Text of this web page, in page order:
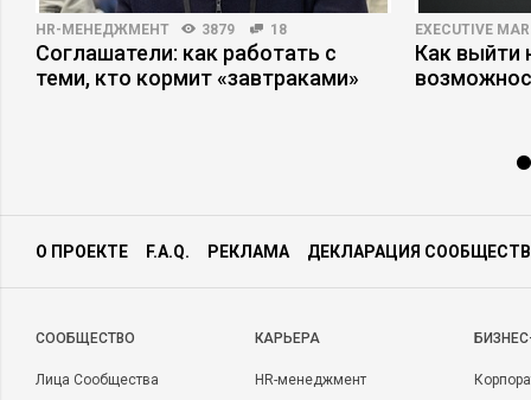
HR-МЕНЕДЖМЕНТ 3879 18
Соглашатели: как работать с
теми, кто кормит «завтраками»
EXECUTIVE
Как выйти
О ПРОЕКТЕ F.A.Q. РЕКЛАМА ДЕКЛАРАЦИЯ
CООБЩЕСТВО
Лица Сообщества
КАРЬЕРА
HR-менеджмент